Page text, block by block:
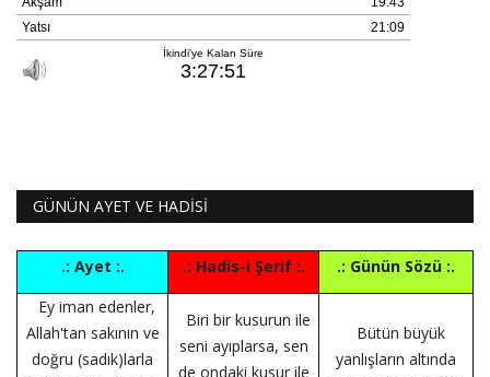
GÜNÜN AYET VE HADİSİ
.: Ayet :. .: Hadis-i Şerif :.
.: Günün Sözü :.
Ey iman edenler,
Allah'tan sakının ve
doğru (sadık)larla
Biri bir kusurun ile
seni ayıplarsa, sen
de ondaki kusur ile
Bütün büyük
yanlışların altında